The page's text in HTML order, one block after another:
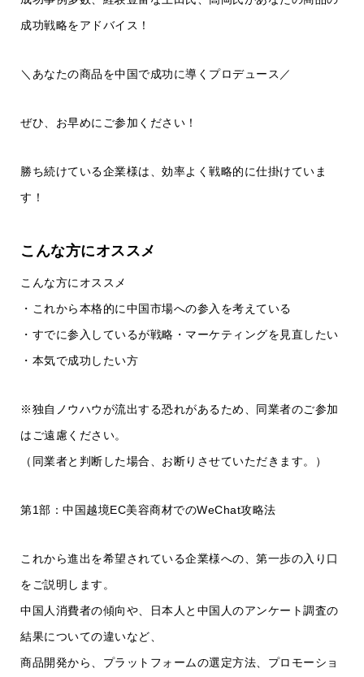
成功戦略をアドバイス！
＼あなたの商品を中国で成功に導くプロデュース／
ぜひ、お早めにご参加ください！
勝ち続けている企業様は、効率よく戦略的に仕掛けていま
す！
こんな方にオススメ
こんな方にオススメ
・これから本格的に中国市場への参入を考えている
・すでに参入しているが戦略・マーケティングを見直したい
・本気で成功したい方
※独自ノウハウが流出する恐れがあるため、同業者のご参加
はご遠慮ください。
（同業者と判断した場合、お断りさせていただきます。）
第1部：中国越境EC美容商材でのWeChat攻略法
これから進出を希望されている企業様への、第一歩の入り口
をご説明します。
中国人消費者の傾向や、日本人と中国人のアンケート調査の
結果についての違いなど、
商品開発から、プラットフォームの選定方法、プロモーショ